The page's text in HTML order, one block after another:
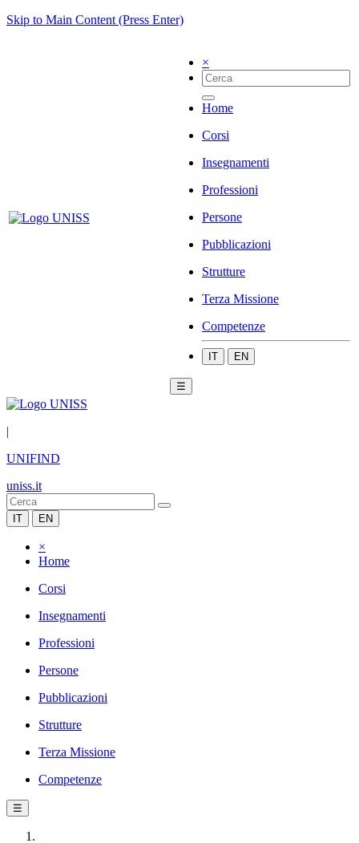
Skip to Main Content (Press Enter)
×
Home
Corsi
Insegnamenti
Professioni
Persone
Pubblicazioni
Strutture
Terza Missione
Competenze
IT EN
☰
|
UNIFIND
uniss.it
IT EN
×
Home
Corsi
Insegnamenti
Professioni
Persone
Pubblicazioni
Strutture
Terza Missione
Competenze
☰